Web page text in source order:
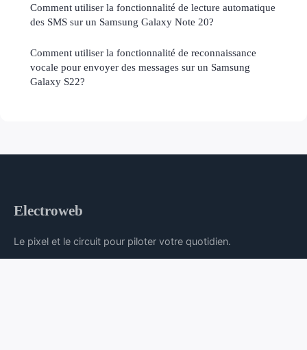
Comment utiliser la fonctionnalité de lecture automatique
des SMS sur un Samsung Galaxy Note 20?
Comment utiliser la fonctionnalité de reconnaissance
vocale pour envoyer des messages sur un Samsung
Galaxy S22?
Electroweb
Le pixel et le circuit pour piloter votre quotidien.